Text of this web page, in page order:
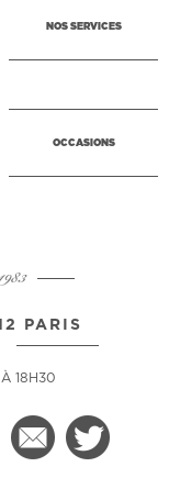
NOS SERVICES
OCCASIONS
PARIS
18H30